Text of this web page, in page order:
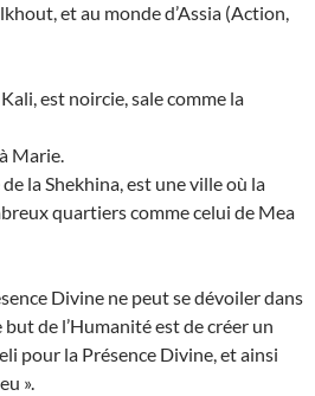
et au monde d’Assia (Action,
est noircie, sale comme la
Marie.
la Shekhina, est une ville où la
quartiers comme celui de Mea
Divine ne peut se dévoiler dans
de l’Humanité est de créer un
pour la Présence Divine, et ainsi
».